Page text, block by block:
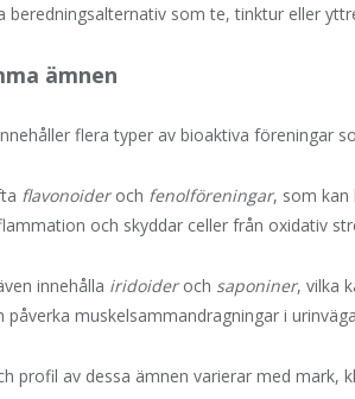
beredningsalternativ som te, tinktur eller
ämnen
flera typer av bioaktiva föreningar
flavonoideroch fenolföreningar, som kan
och skyddar celler från oxidativ
innehålla iridoideroch saponiner, vilka
påverka muskelsammandragningar i
profil av dessa ämnen varierar med mark,